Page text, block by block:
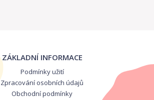
ZÁKLADNÍ INFORMACE
Podmínky užití
Zpracování osobních údajů
Obchodní podmínky